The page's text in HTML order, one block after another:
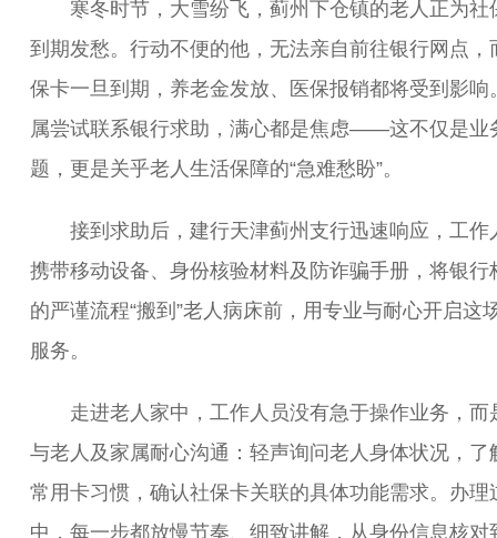
寒冬时节，大雪纷飞，蓟州下仓镇的老人正为社
到期发愁。行动不便的他，无法亲自前往银行网点，
保卡一旦到期，养老金发放、医保报销都将受到影响
属尝试联系银行求助，满心都是焦虑——这不仅是业
题，更是关乎老人生活保障的“急难愁盼”。
接到求助后，建行天津蓟州支行迅速响应，工作
携带移动设备、身份核验材料及防诈骗手册，将银行
的严谨流程“搬到”老人病床前，用专业与耐心开启这
服务。
走进老人家中，工作人员没有急于操作业务，而
与老人及家属耐心沟通：轻声询问老人身体状况，了
常用卡习惯，确认社保卡关联的具体功能需求。办理
中，每一步都放慢节奏、细致讲解，从身份信息核对